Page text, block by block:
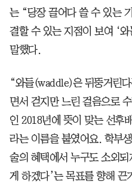
는 “당장 끌어다 쓸 수 있는
결할 수 있는 지점이 보여 ‘
말했다.
“와들(waddle)은 뒤뚱거린
면서 걷지만 느린 걸음으로
인 2018년에 뜻이 맞는 선후
라는 이름을 붙였어요. 학부
술의 혜택에서 누구도 소외
게 하겠다’는 목표를 향해 끈